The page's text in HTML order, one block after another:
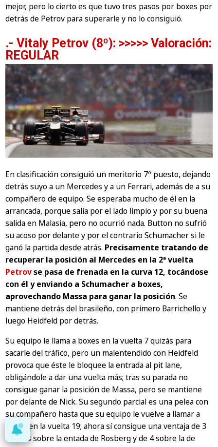
mejor, pero lo cierto es que tuvo tres pasos por boxes por
detrás de Petrov para superarle y no lo consiguió.
.- Vitaly Petrov (8º): >>>>> Valoración:
REGULAR
En clasificación consiguió un meritorio 7º puesto, dejando
detrás suyo a un Mercedes y a un Ferrari, además de a su
compañero de equipo. Se esperaba mucho de él en la
arrancada, porque salía por el lado limpio y por su buena
salida en Malasia, pero no ocurrió nada. Button no sufrió
su acoso por delante y por el contrario Schumacher si le
ganó la partida desde atrás. Precisamente tratando de
recuperar la posición al Mercedes en la 2ª vuelta
Petrovse pasa de frenada en la curva 12, tocándose
con él y enviando a Schumacher a boxes,
aprovechando Massa para ganar la posición. Se
mantiene detrás del brasileño, con primero Barrichello y
luego Heidfeld por detrás.
Su equipo le llama a boxes en la vuelta 7 quizás para
sacarle del tráfico, pero un malentendido con Heidfeld
provoca que éste le bloquee la entrada al pit lane,
obligándole a dar una vuelta más; tras su parada no
consigue ganar la posición de Massa, pero se mantiene
por delante de Nick. Su segundo parcial es una pelea con
su compañero hasta que su equipo le vuelve a llamar a
boxes en la vuelta 19; ahora sí consigue una ventaja de 3
vueltas sobre la entada de Rosberg y de 4 sobre la de